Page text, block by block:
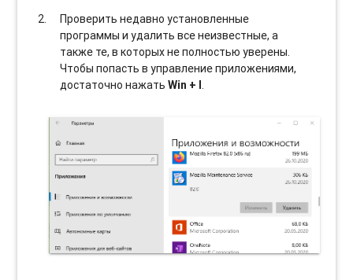
Проверить недавно установленные
программы и удалить все неизвестные, а
также те, в которых не полностью уверены.
Чтобы попасть в управление приложениями,
достаточно нажатьWin + I.